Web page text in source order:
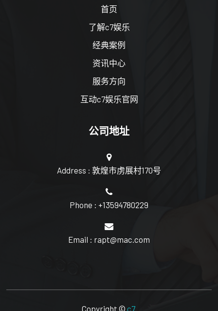
首页
了解c7娱乐
经典案例
资讯中心
服务方向
互动c7娱乐官网
公司地址
Address : 敦煌市虏展村170号
Phone : +13594780229
Email : rapt@mac.com
Copyright © c7.